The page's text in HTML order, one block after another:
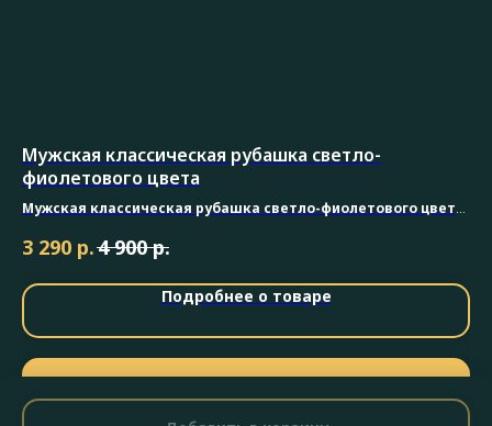
Мужская классическая рубашка светло-
фиолетового цвета
Мужская классическая рубашка светло-фиолетового цвета
модала
3 290 р.4 900 р.
Подробнее о товаре